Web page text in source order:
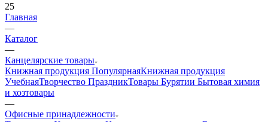
25
Главная
—
Каталог
—
Канцелярские товары
Книжная продукция ПопулярнаяКнижная продукция
УчебнаяТворчество ПраздникТовары Бурятии Бытовая химия
и хозтовары
—
Офисные принадлежности